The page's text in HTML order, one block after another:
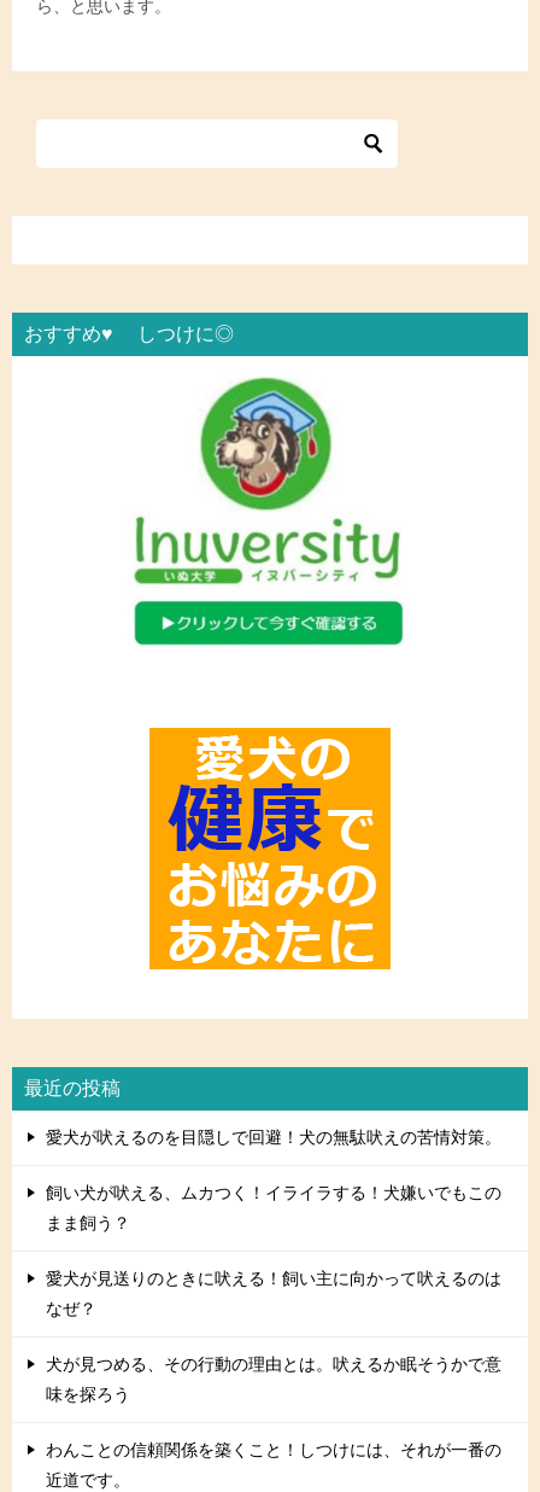
ら、と思います。
おすすめ♥ しつけに◎
最近の投稿
愛犬が吠えるのを目隠しで回避！犬の無駄吠えの苦情対策。
飼い犬が吠える、ムカつく！イライラする！犬嫌いでもこの
まま飼う？
愛犬が見送りのときに吠える！飼い主に向かって吠えるのは
なぜ？
犬が見つめる、その行動の理由とは。吠えるか眠そうかで意
味を探ろう
わんことの信頼関係を築くこと！しつけには、それが一番の
近道です。